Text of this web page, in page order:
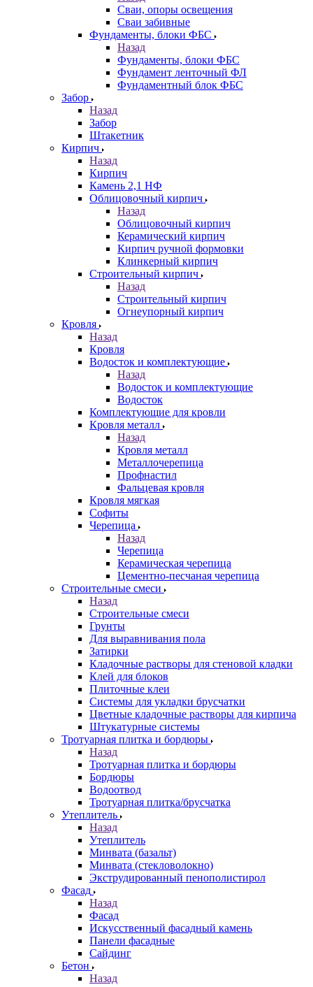
Сваи, опоры освещения
Сваи забивные
Фундаменты, блоки ФБС
Назад
Фундаменты, блоки ФБС
Фундамент ленточный ФЛ
Фундаментный блок ФБС
Забор
Назад
Забор
Штакетник
Кирпич
Назад
Кирпич
Камень 2,1 НФ
Облицовочный кирпич
Назад
Облицовочный кирпич
Керамический кирпич
Кирпич ручной формовки
Клинкерный кирпич
Строительный кирпич
Назад
Строительный кирпич
Огнеупорный кирпич
Кровля
Назад
Кровля
Водосток и комплектующие
Назад
Водосток и комплектующие
Водосток
Комплектующие для кровли
Кровля металл
Назад
Кровля металл
Металлочерепица
Профнастил
Фальцевая кровля
Кровля мягкая
Софиты
Черепица
Назад
Черепица
Керамическая черепица
Цементно-песчаная черепица
Строительные смеси
Назад
Строительные смеси
Грунты
Для выравнивания пола
Затирки
Кладочные растворы для стеновой кладки
Клей для блоков
Плиточные клеи
Системы для укладки брусчатки
Цветные кладочные растворы для кирпича
Штукатурные системы
Тротуарная плитка и бордюры
Назад
Тротуарная плитка и бордюры
Бордюры
Водоотвод
Тротуарная плитка/брусчатка
Утеплитель
Назад
Утеплитель
Минвата (базальт)
Минвата (стекловолокно)
Экструдированный пенополистирол
Фасад
Назад
Фасад
Искусственный фасадный камень
Панели фасадные
Сайдинг
Бетон
Назад